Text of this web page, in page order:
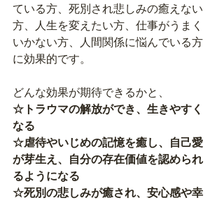
ている方、死別され悲しみの癒えない
方、人生を変えたい方、仕事がうまく
いかない方、人間関係に悩んでいる方
に効果的です。
どんな効果が期待できるかと、
☆トラウマの解放ができ、生きやすく
なる
☆虐待やいじめの記憶を癒し、自己愛
が芽生え、自分の存在価値を認められ
るようになる
☆死別の悲しみが癒され、安心感や幸